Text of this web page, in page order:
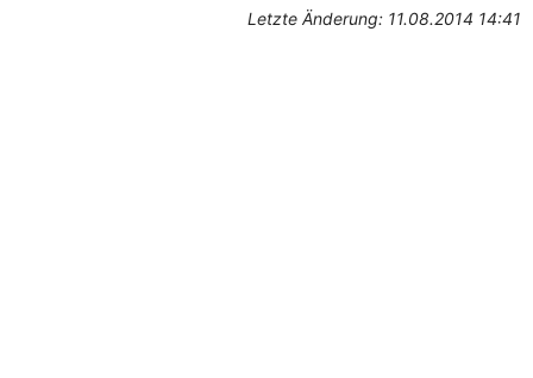
Letzte Änderung: 11.08.2014 14:41